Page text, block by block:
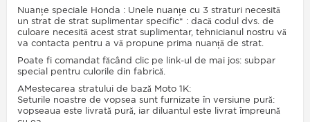
Nuanțe speciale Honda : Unele nuanțe cu 3 straturi necesită
un strat de strat suplimentar specific* : dacă codul dvs. de
culoare necesită acest strat suplimentar, tehnicianul nostru vă
va contacta pentru a vă propune prima nuanță de strat.
Poate fi comandat făcând clic pe link-ul de mai jos: subpar
special pentru culorile din fabrică.
AMestecarea stratului de bază Moto 1K:
Seturile noastre de vopsea sunt furnizate în versiune pură:
vopseaua este livrată pură, iar diluantul este livrat împreună